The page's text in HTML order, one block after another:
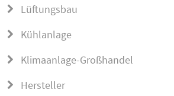
Lüftungsbau
Kühlanlage
Klimaanlage-Großhandel
Hersteller